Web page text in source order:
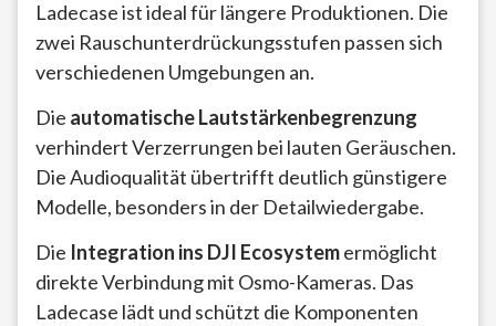
Ladecase ist ideal für längere Produktionen. Die
zwei Rauschunterdrückungsstufen passen sich
verschiedenen Umgebungen an.
Die automatische Lautstärkenbegrenzung
verhindert Verzerrungen bei lauten Geräuschen.
Die Audioqualität übertrifft deutlich günstigere
Modelle, besonders in der Detailwiedergabe.
Die Integration ins DJI Ecosystemermöglicht
direkte Verbindung mit Osmo-Kameras. Das
Ladecase lädt und schützt die Komponenten